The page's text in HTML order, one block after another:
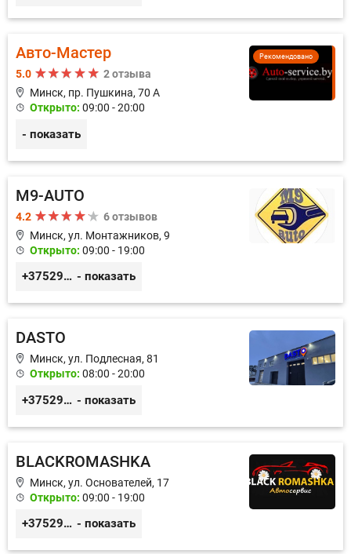
Рекомендовано
Авто-Мастер
5.0
2 отзыва
Минск, пр. Пушкина, 70 А
Открыто: 09:00 - 20:00
- показать
M9-AUTO
4.2
6 отзывов
Минск, ул. Монтажников, 9
Открыто: 09:00 - 19:00
+375299395764 - показать
DASTO
Минск, ул. Подлесная, 81
Открыто: 08:00 - 20:00
+375296606560 - показать
BLACKROMASHKA
Минск, ул. Основателей, 17
Открыто: 09:00 - 19:00
+375296651188 - показать